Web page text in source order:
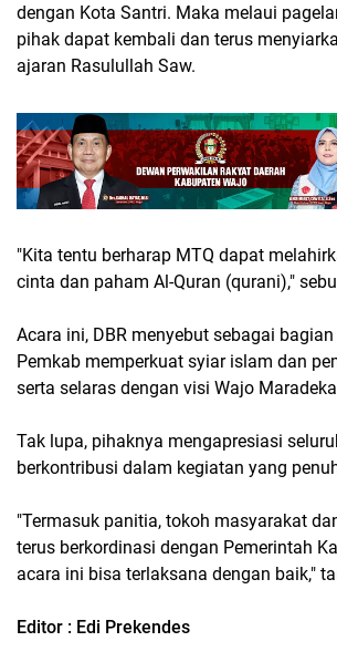
dengan Kota Santri. Maka melaui
pihak dapat kembali dan terus
ajaran Rasulullah Saw.
"Kita tentu berharap MTQ dapat
cinta dan paham Al-Quran (qurani),"
Acara ini, DBR menyebut sebagai
Pemkab memperkuat syiar islam dan
serta selaras dengan visi Wajo
Tak lupa, pihaknya mengapresiasi
berkontribusi dalam kegiatan yang
"Termasuk panitia, tokoh masyarakat
terus berkordinasi dengan Pemerintah
acara ini bisa terlaksana dengan baik,"
Editor : Edi Prekendes